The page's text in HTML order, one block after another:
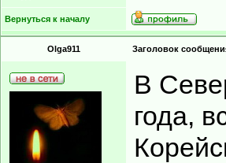
Вернуться к началу
Olga911 Заголовок
В
года,